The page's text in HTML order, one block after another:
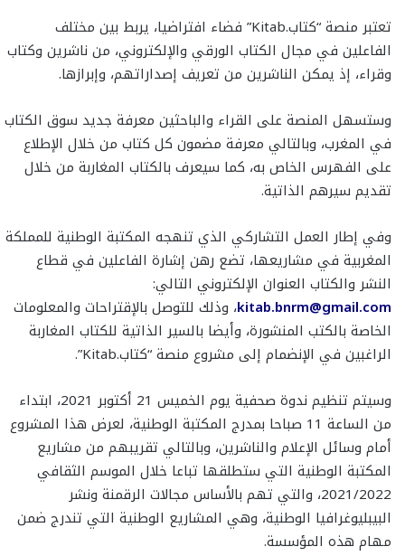
تعتبر منصة “كتاب.Kitab” فضاء افتراضيا، يربط بين مختلف
الفاعلين في مجال الكتاب الورقي والإلكتروني، من ناشرين وكتاب
وقراء، إذ يمكن الناشرين من تعريف إصداراتهم، وإبرازها.
وستسهل المنصة على القراء والباحثين معرفة جديد سوق الكتاب
في المغرب، وبالتالي معرفة مضمون كل كتاب من خلال الإطلاع
على الفهرس الخاص به، كما سيعرف بالكتاب المغاربة من خلال
تقديم سيرهم الذاتية.
وفي إطار العمل التشاركي الذي تنهجه المكتبة الوطنية للمملكة
المغربية في مشاريعها، تضع رهن إشارة الفاعلين في قطاع
النشر والكتاب العنوان الإلكتروني التالي:
kitab.bnrm@gmail.com، وذلك للتوصل بالإقتراحات والمعلومات
الخاصة بالكتب المنشورة، وأيضا بالسير الذاتية للكتاب المغاربة
الراغبين في الإنضمام إلى مشروع منصة “كتاب.Kitab”.
وسيتم تنظيم ندوة صحفية يوم الخميس 21 أكتوبر 2021، ابتداء
من الساعة 11 صباحا بمدرج المكتبة الوطنية، لعرض هذا المشروع
أمام وسائل الإعلام والناشرين، وبالتالي تقريبهم من مشاريع
المكتبة الوطنية التي ستطلقها تباعا خلال الموسم الثقافي
2021/2022، والتي تهم بالأساس مجالات الرقمنة ونشر
البيبليوغرافيا الوطنية، وهي المشاريع الوطنية التي تندرج ضمن
مهام هذه المؤسسة.